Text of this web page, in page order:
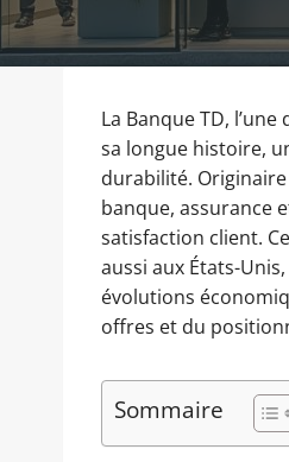
La Banque TD,
sa longue histoire,
durabilité.
banque, assurance
satisfaction client.
aussi aux États-
évolutions
offres et du
Sommaire